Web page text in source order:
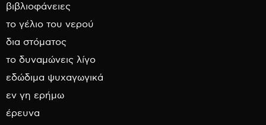
βιβλιοφάνειες
το γέλιο του νερού
δια στόματος
το δυναμώνεις λίγο
εδώδιμα ψυχαγωγικά
εν γη ερήμω
έρευνα